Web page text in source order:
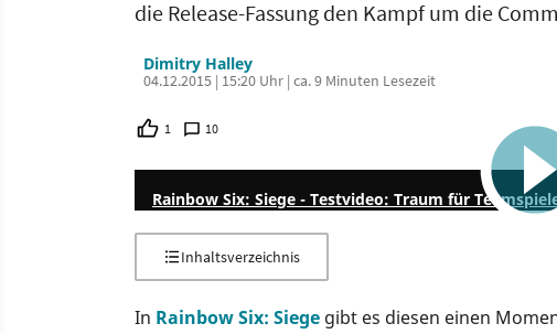
die Release-Fassung den Kampf um die
Dimitry Halley
04.12.2015 | 15:20 Uhr | ca. 9 Minuten Lesezeit
1 10
Rainbow Six: Siege - Testvideo: Traum für
Inhaltsverzeichnis
In Rainbow Six: Siege gibt es diesen einen